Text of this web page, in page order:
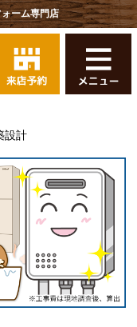
ーム専門店
設計